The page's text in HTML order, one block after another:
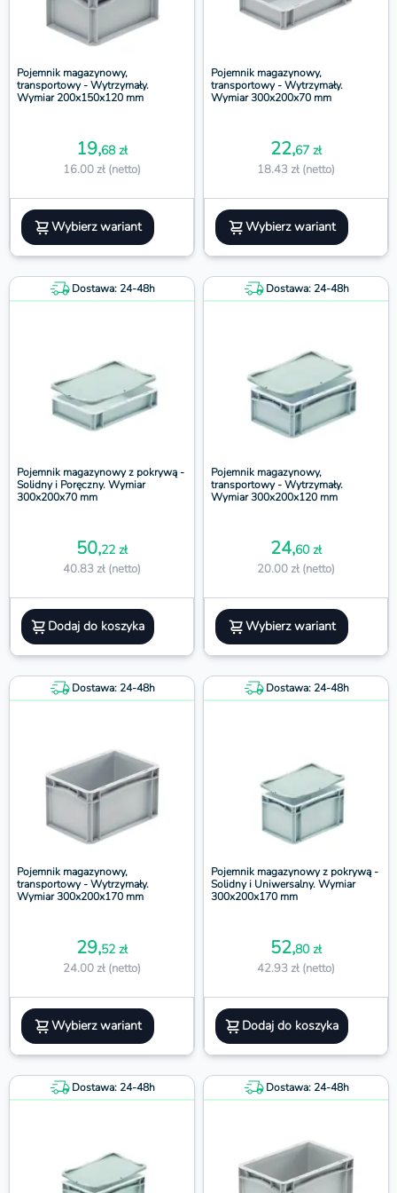
Pojemnik magazynowy,
transportowy - Wytrzymały.
Wymiar 200x150x120 mm
19,68 zł
16.00 zł (netto)
Wybierz wariant
Pojemnik magazynowy,
transportowy - Wytrzymały.
Wymiar 300x200x70 mm
22,67 zł
18.43 zł (netto)
Wybierz wariant
Dostawa: 24-48h
Pojemnik magazynowy z pokrywą -
Solidny i Poręczny. Wymiar
300x200x70 mm
50,22 zł
40.83 zł (netto)
Dodaj do koszyka
Dostawa: 24-48h
Pojemnik magazynowy,
transportowy - Wytrzymały.
Wymiar 300x200x120 mm
24,60 zł
20.00 zł (netto)
Wybierz wariant
Dostawa: 24-48h
Pojemnik magazynowy,
transportowy - Wytrzymały.
Wymiar 300x200x170 mm
29,52 zł
24.00 zł (netto)
Wybierz wariant
Dostawa: 24-48h
Pojemnik magazynowy z pokrywą -
Solidny i Uniwersalny. Wymiar
300x200x170 mm
52,80 zł
42.93 zł (netto)
Dodaj do koszyka
Dostawa: 24-48h Dostawa: 24-48h